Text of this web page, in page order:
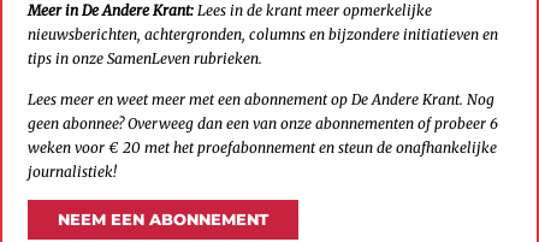
Meer in De Andere Krant: Lees in de krant meer opmerkelijke
nieuwsberichten, achtergronden, columns en bijzondere initiatieven en
tips in onze SamenLeven rubrieken.
Lees meer en weet meer met een abonnement op De Andere Krant. Nog
geen abonnee? Overweeg dan een van onze abonnementen of probeer 6
weken voor € 20 met het proefabonnement en steun de onafhankelijke
journalistiek!
NEEM EEN ABONNEMENT